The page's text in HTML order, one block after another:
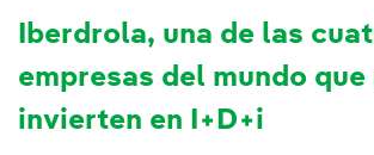
Iberdrola, una de las
empresas del mundo que
invierten en I+D+i